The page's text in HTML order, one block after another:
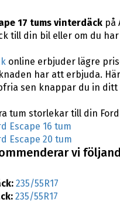
17 tums vinterdäckpå
till din bil eller om du
online erbjuder lägre
har att erbjuda.
sen knappar du in ditt
tum storlekar till din Ford
Escape 16 tum
Escape 20 tum
vi
235/55R17
235/55R17